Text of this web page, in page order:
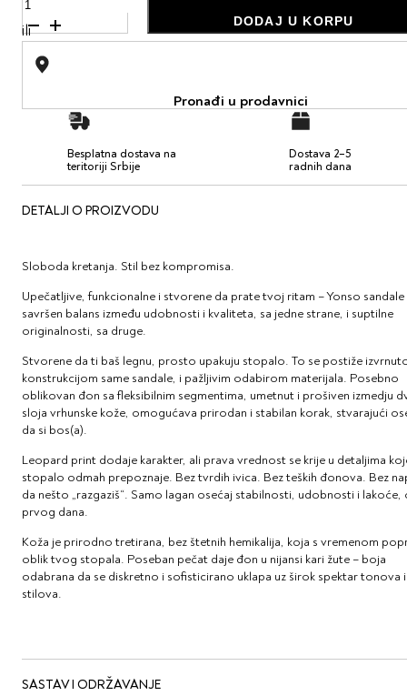
Leopard
količina
DODAJ U KORPU
ili
Pronađi u prodavnici
Besplatna dostava na
teritoriji Srbije
Dostava 2–5
radnih dana
DETALJI O PROIZVODU
Sloboda kretanja. Stil bez kompromisa.
Upečatljive, funkcionalne i stvorene da prate tvoj ritam – Yonso sandale
savršen balans između udobnosti i kvaliteta, sa jedne strane, i suptilne
originalnosti, sa druge.
Stvorene da ti baš legnu, prosto upakuju stopalo. To se postiže
konstrukcijom same sandale, i pažljivim odabirom materijala. Posebno
oblikovan đon sa fleksibilnim segmentima, umetnut i prošiven izmedju
sloja vrhunske kože, omogućava prirodan i stabilan korak, stvarajući
da si bos(a).
Leopard print dodaje karakter, ali prava vrednost se krije u detaljima
stopalo odmah prepoznaje. Bez tvrdih ivica. Bez teških đonova. Bez
da nešto „razgaziš“. Samo lagan osećaj stabilnosti, udobnosti i lakoće,
prvog dana.
Koža je prirodno tretirana, bez štetnih hemikalija, koja s vremenom
oblik tvog stopala. Poseban pečat daje đon u nijansi kari žute – boja
odabrana da se diskretno i sofisticirano uklapa uz širok spektar tonova i
stilova.
SASTAV I ODRŽAVANJE